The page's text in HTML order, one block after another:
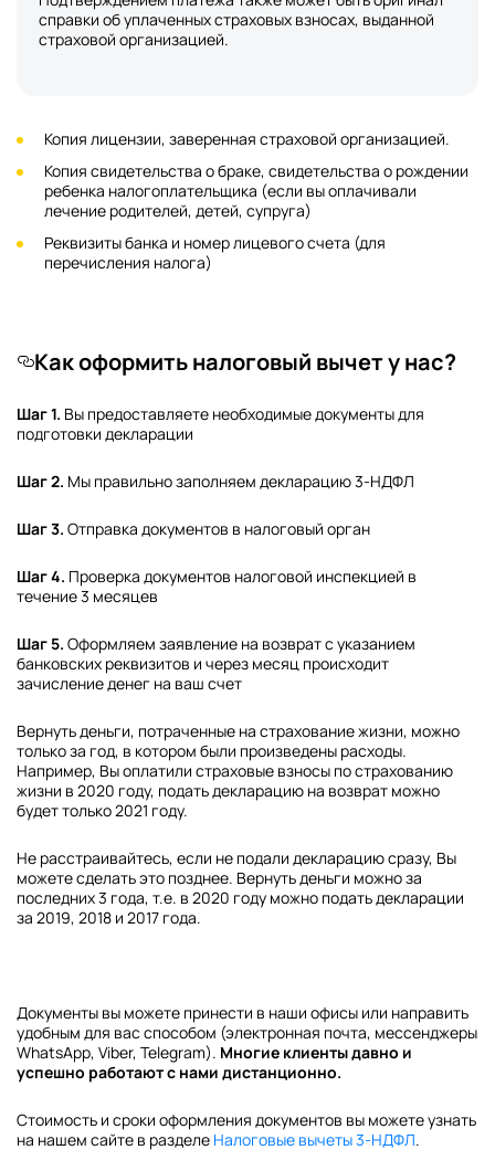
справки об уплаченных страховых взносах, выданной
страховой организацией.
Копия лицензии, заверенная страховой организацией.
Копия свидетельства о браке, свидетельства о рождении
ребенка налогоплательщика (если вы оплачивали
лечение родителей, детей, супруга)
Реквизиты банка и номер лицевого счета (для
перечисления налога)
Как оформить налоговый вычет у нас?
Шаг 1. Вы предоставляете необходимые документы для
подготовки декларации
Шаг 2. Мы правильно заполняем декларацию 3-НДФЛ
Шаг 3. Отправка документов в налоговый орган
Шаг 4. Проверка документов налоговой инспекцией в
течение 3 месяцев
Шаг 5. Оформляем заявление на возврат с указанием
банковских реквизитов и через месяц происходит
зачисление денег на ваш счет
Вернуть деньги, потраченные на страхование жизни, можно
только за год, в котором были произведены расходы.
Например, Вы оплатили страховые взносы по страхованию
жизни в 2020 году, подать декларацию на возврат можно
будет только 2021 году.
Не расстраивайтесь, если не подали декларацию сразу, Вы
можете сделать это позднее. Вернуть деньги можно за
последних 3 года, т.е. в 2020 году можно подать декларации
за 2019, 2018 и 2017 года.
Документы вы можете принести в наши офисы или направить
удобным для вас способом (электронная почта, мессенджеры
WhatsApp, Viber, Telegram). Многие клиенты давно и
успешно работают с нами дистанционно.
Стоимость и сроки оформления документов вы можете узнать
на нашем сайте в разделе Налоговые вычеты 3-НДФЛ.